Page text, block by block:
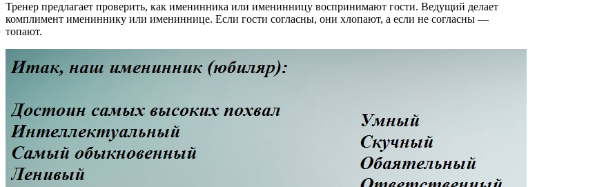
Тренер предлагает проверить, как именинника или именинницу воспринимают гости. Ведущий делает
комплимент имениннику или имениннице. Если гости согласны, они хлопают, а если не согласны —
топают.